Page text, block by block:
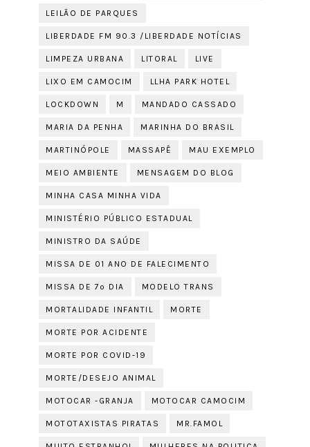
LEILÃO DE PARQUES
LIBERDADE FM 90.3 /LIBERDADE NOTÍCIAS
LIMPEZA URBANA LITORAL LIVE
LIXO EM CAMOCIM LLHA PARK HOTEL
LOCKDOWN M MANDADO CASSADO
MARIA DA PENHA MARINHA DO BRASIL
MARTINÓPOLE MASSAPÊ MAU EXEMPLO
MEIO AMBIENTE MENSAGEM DO BLOG
MINHA CASA MINHA VIDA
MINISTÉRIO PÚBLICO ESTADUAL
MINISTRO DA SAÚDE
MISSA DE 01 ANO DE FALECIMENTO
MISSA DE 7º DIA MODELO TRANS
MORTALIDADE INFANTIL MORTE
MORTE POR ACIDENTE
MORTE POR COVID-19
MORTE/DESEJO ANIMAL
MOTOCAR -GRANJA MOTOCAR CAMOCIM
MOTOTAXISTAS PIRATAS MR.FAMOL